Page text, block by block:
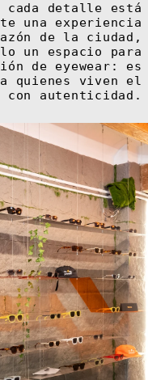
detalle está
una experiencia
de la ciudad,
un espacio para
de eyewear: es
quienes viven el
autenticidad.